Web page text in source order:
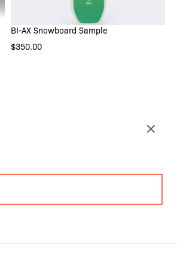
IN DEN WARENKORB
BI-AX Snowboard Sample
$350.00
×